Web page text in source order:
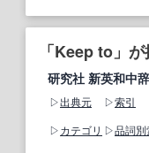
「Keep to」
研究社 新英和中
出典元 索引
カテゴリ
品詞別